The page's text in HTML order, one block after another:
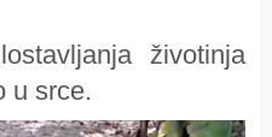
životinja
u srce.